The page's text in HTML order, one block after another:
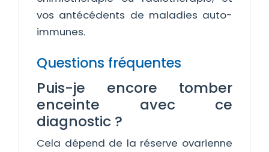
vos antécédents de maladies auto-
immunes.
Questions fréquentes
Puis-je encore tomber
enceinte avec ce
diagnostic ?
Cela dépend de la réserve ovarienne